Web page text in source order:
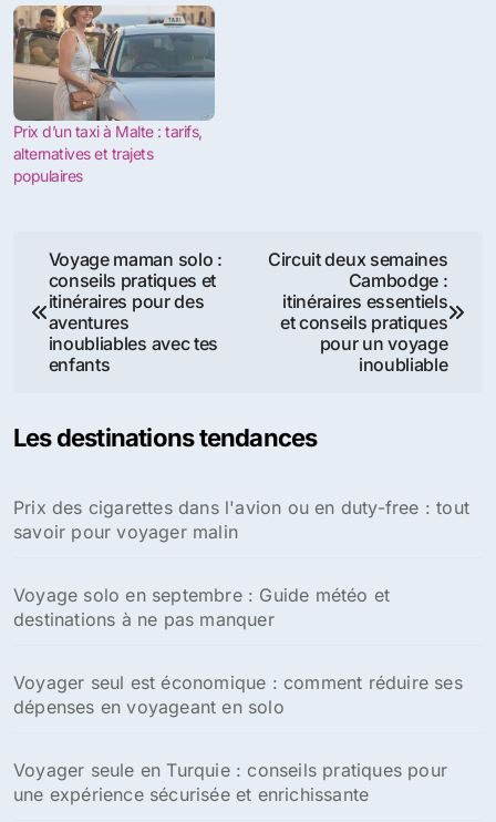
Prix d’un taxi à Malte : tarifs,
alternatives et trajets
populaires
Navigation
de
l’article
Voyage maman solo :
conseils pratiques et
itinéraires pour des
aventures
inoubliables avec tes
enfants
Circuit deux semaines
Cambodge :
itinéraires essentiels
et conseils pratiques
pour un voyage
inoubliable
Les destinations tendances
Prix des cigarettes dans l'avion ou en duty-free : tout
savoir pour voyager malin
Voyage solo en septembre : Guide météo et
destinations à ne pas manquer
Voyager seul est économique : comment réduire ses
dépenses en voyageant en solo
Voyager seule en Turquie : conseils pratiques pour
une expérience sécurisée et enrichissante